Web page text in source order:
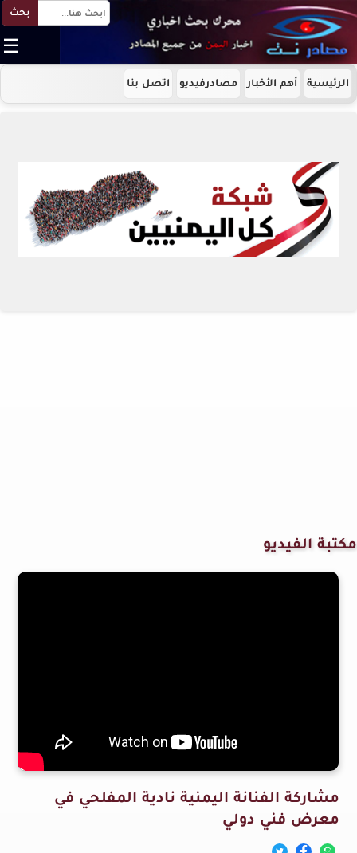
بحث
☰
الرئيسية أهم الأخبار مصادرفيديو اتصل بنا
مكتبة الفيديو
مشاركة الفنانة اليمنية نادية المفلحي في
معرض فني دولي